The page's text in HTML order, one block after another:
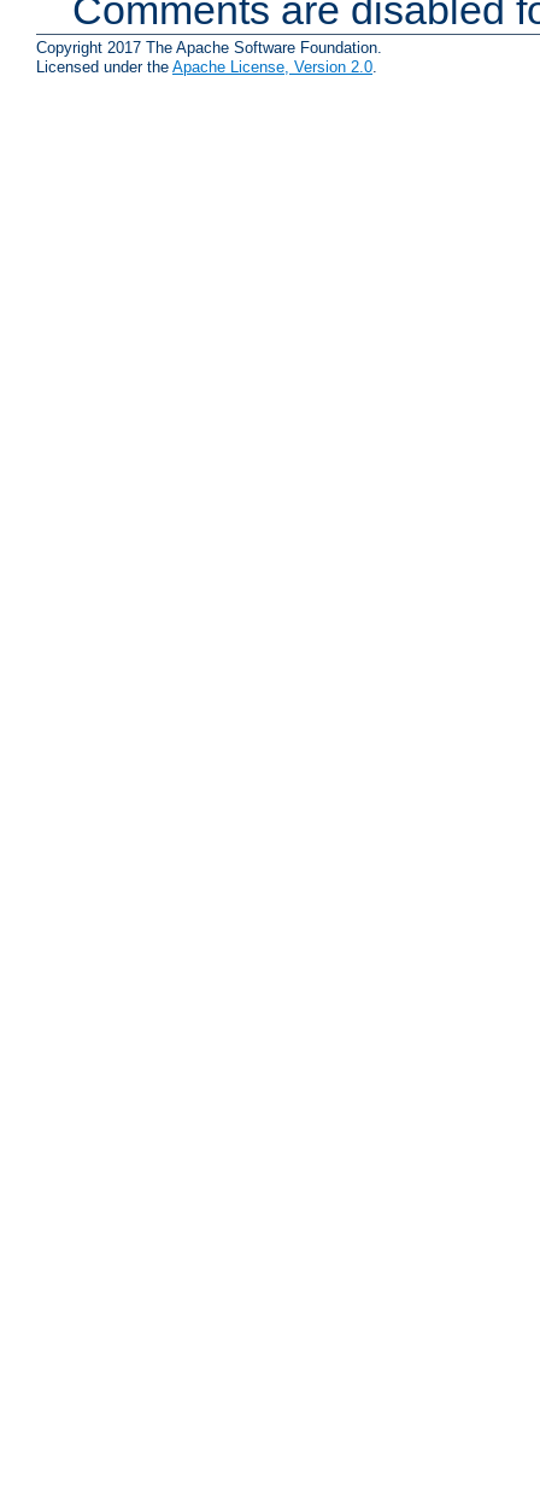
Comments are disabled
Copyright 2017 The Apache Software Foundation.
Licensed under the Apache License, Version 2.0